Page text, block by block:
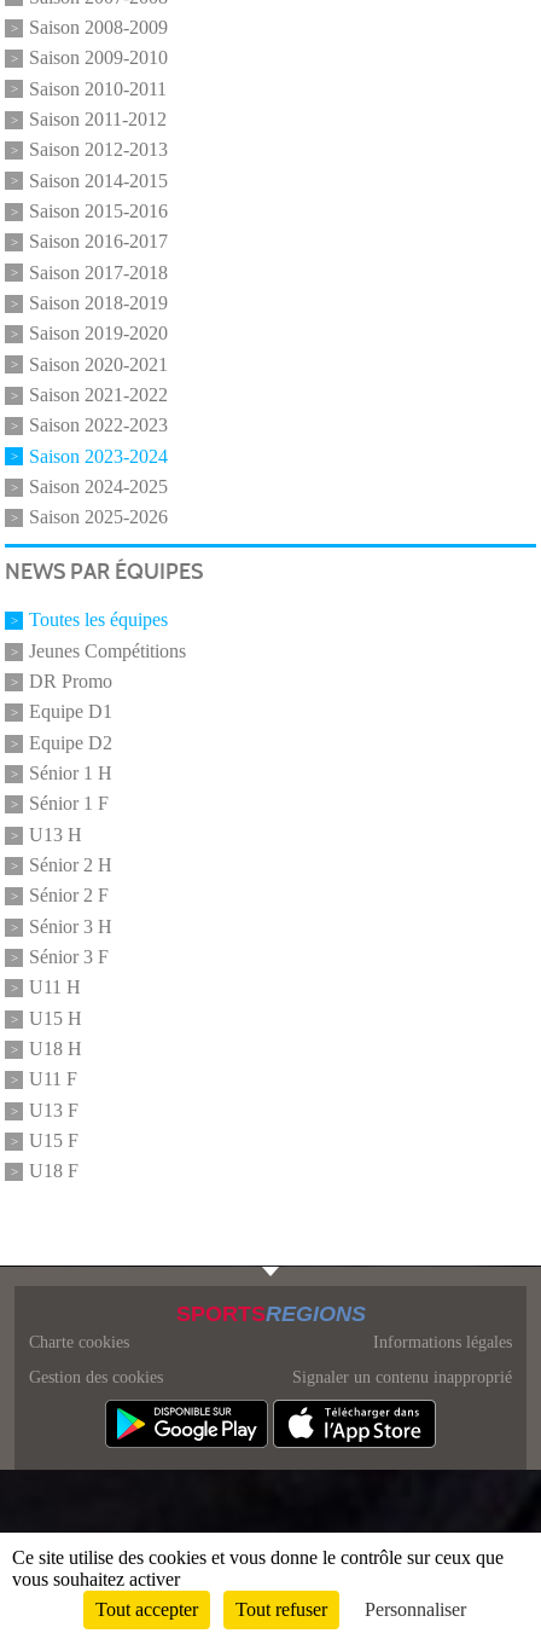
Saison 2008-2009
Saison 2009-2010
Saison 2010-2011
Saison 2011-2012
Saison 2012-2013
Saison 2014-2015
Saison 2015-2016
Saison 2016-2017
Saison 2017-2018
Saison 2018-2019
Saison 2019-2020
Saison 2020-2021
Saison 2021-2022
Saison 2022-2023
Saison 2023-2024
Saison 2024-2025
Saison 2025-2026
NEWS PAR ÉQUIPES
Toutes les équipes
Jeunes Compétitions
DR Promo
Equipe D1
Equipe D2
Sénior 1 H
Sénior 1 F
U13 H
Sénior 2 H
Sénior 2 F
Sénior 3 H
Sénior 3 F
U11 H
U15 H
U18 H
U11 F
U13 F
U15 F
U18 F
SPORTSREGIONS
Charte cookies
Gestion des cookies
Informations légales
Signaler un contenu inapproprié
Envie de participer ? Connexion
Ce site utilise des cookies et vous donne le contrôle sur ceux que
vous souhaitez activer
Tout accepter
Tout refuser Personnaliser